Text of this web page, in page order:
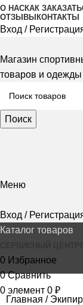
О НАСКАК ЗАКАЗАТЬ
ОТЗЫВЫ КОНТАКТЫ
Вход /
Магазин
товаров и одежды
Поиск
Меню
Вход /
Каталог товаров
0 Избранное
0 Сравнить
0 элемент 0 ₽
Главная